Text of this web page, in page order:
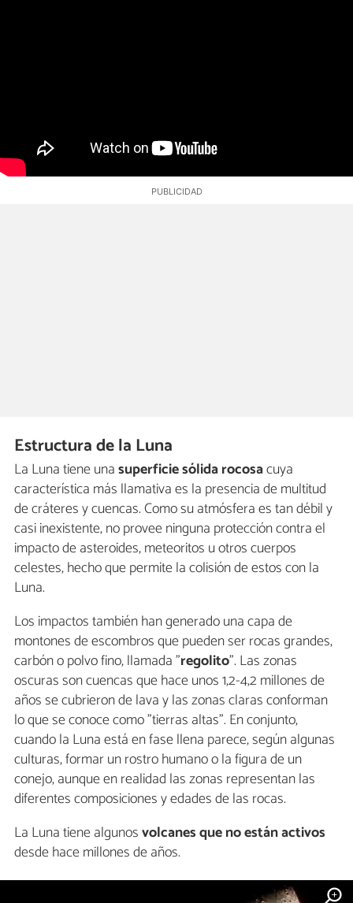
Estructura de la Luna
La Luna tiene unasuperficie sólida rocosacuya
característica más llamativa es la presencia de multitud
de cráteres y cuencas. Como su atmósfera es tan débil y
casi inexistente, no provee ninguna protección contra el
impacto de asteroides, meteoritos u otros cuerpos
celestes, hecho que permite la colisión de estos con la
Luna.
Los impactos también han generado una capa de
montones de escombros que pueden ser rocas grandes,
carbón o polvo fino, llamada "regolito". Las zonas
oscuras son cuencas que hace unos 1,2-4,2 millones de
años se cubrieron de lava y las zonas claras conforman
lo que se conoce como "tierras altas". En conjunto,
cuando la Luna está en fase llena parece, según algunas
culturas, formar un rostro humano o la figura de un
conejo, aunque en realidad las zonas representan las
diferentes composiciones y edades de las rocas.
La Luna tiene algunosvolcanes que no están activos
desde hace millones de años.